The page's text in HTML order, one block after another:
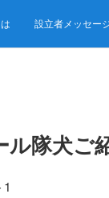
設立者メッセー
隊犬ご